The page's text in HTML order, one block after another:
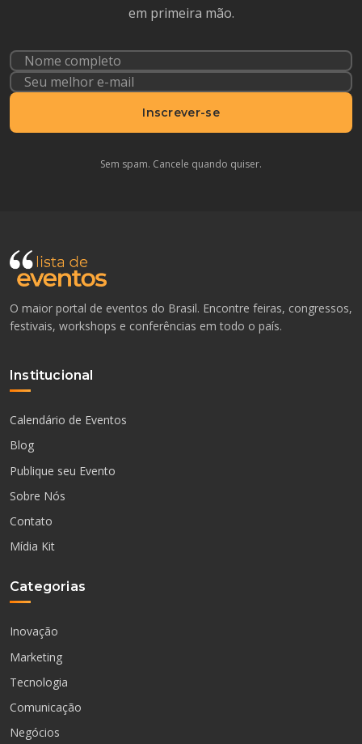
em primeira mão.
Inscrever-se
Sem spam. Cancele quando quiser.
O maior portal de eventos do Brasil. Encontre feiras, congressos,
festivais, workshops e conferências em todo o país.
Institucional
Calendário de Eventos
Blog
Publique seu Evento
Sobre Nós
Contato
Mídia Kit
Categorias
Inovação
Marketing
Tecnologia
Comunicação
Negócios